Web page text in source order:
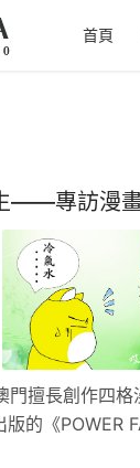
首頁
——專訪漫
擅長創作四
的《POWER